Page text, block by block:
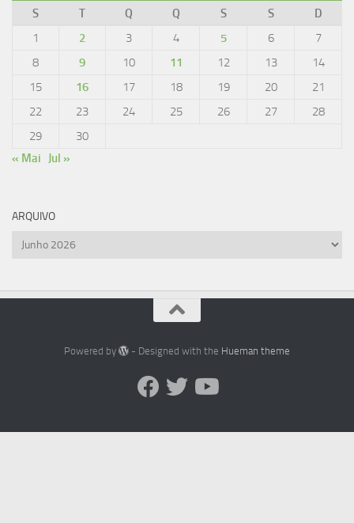
S
T Q Q S S
D
1
2 3 4 5 6
7
8
9 10 11 12 13
14
15
16 17 18 19 20
21
22
23 24 25 26 27
28
29
30
« Mai
Jul »
ARQUIVO
Arquivo
Powered by - Designed with the Hueman theme